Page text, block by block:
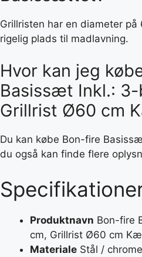
Grillristen har en diameter
rigelig plads til madlavning.
Hvor kan jeg
Basissæt Inkl.: 3-
Grillrist Ø60 cm
Du kan købe Bon-fire
du også kan finde flere
Produktnavn Bon-fire
cm, Grillrist Ø60 cm
Materiale Stål / chrome